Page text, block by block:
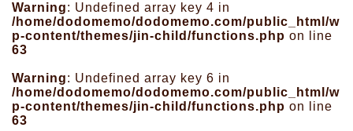
Warning: Undefined array key 4 in
/home/dodomemo/dodomemo.com/public_html/w
p-content/themes/jin-child/functions.php on line
63
Warning: Undefined array key 6 in
/home/dodomemo/dodomemo.com/public_html/w
p-content/themes/jin-child/functions.php on line
63